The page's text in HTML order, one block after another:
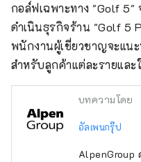
กอล์ฟเฉพาะทาง "Golf 5"
ดำเนินธุรกิจร้าน "Golf 5
พนักงานผู้เชี่ยวชาญจะแน
สำหรับลูกค้าแต่ละรายแล
บทความโดย
อัลเพนกรุ๊ป
AlpenGroup